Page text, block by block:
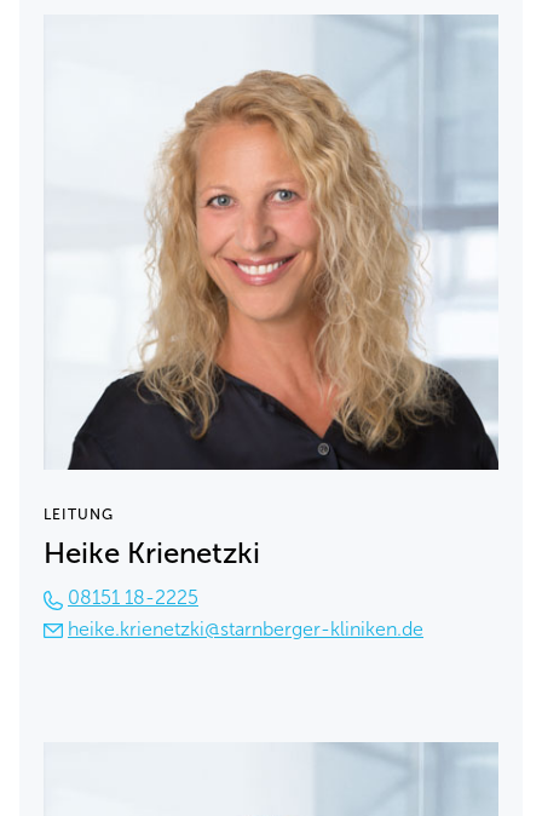
LEITUNG
Heike Krienetzki
08151 18-2225
heike.krienetzki@starnberger-kliniken.de